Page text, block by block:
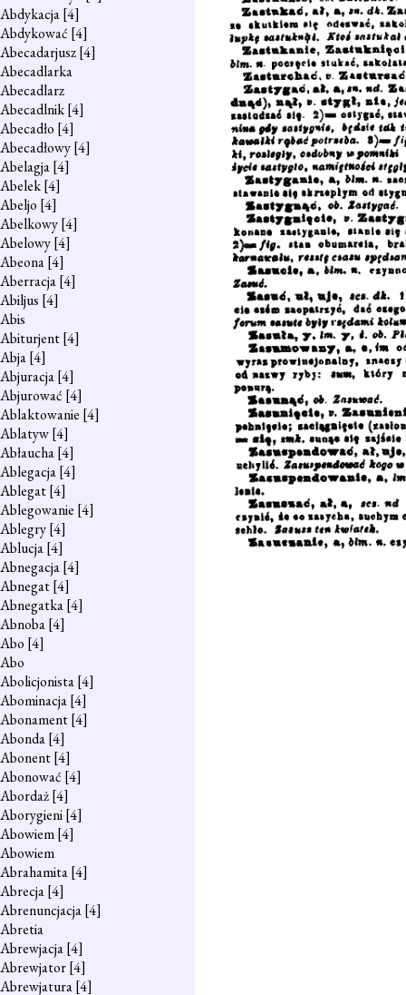
Abdykacja[4]
Abdykować [4]
Abecadarjusz[4]
Abecadlarka
Abecadlarz
Abecadlnik[4]
Abecadło [4]
Abecadłowy[4]
Abelagja[4]
Abelek[4]
Abeljo [4]
Abelkowy[4]
Abelowy[4]
Abeona[4]
Aberracja[4]
Abiljus [4]
Abis
Abiturjent[4]
Abja[4]
Abjuracja[4]
Abjurować [4]
Ablaktowanie [4]
Ablatyw[4]
Abłaucha[4]
Ablegacja[4]
Ablegat[4]
Ablegowanie [4]
Ablegry[4]
Ablucja[4]
Abnegacja[4]
Abnegat[4]
Abnegatka[4]
Abnoba[4]
Abo [4]
Abo
Abolicjonista[4]
Abominacja[4]
Abonament[4]
Abonda[4]
Abonent[4]
Abonować [4]
Abordaż[4]
Aborygieni[4]
Abowiem[4]
Abowiem
Abrahamita[4]
Abrecja[4]
Abrenuncjacja[4]
Abretia
Abrewjacja[4]
Abrewjator[4]
Abrewjatura[4]